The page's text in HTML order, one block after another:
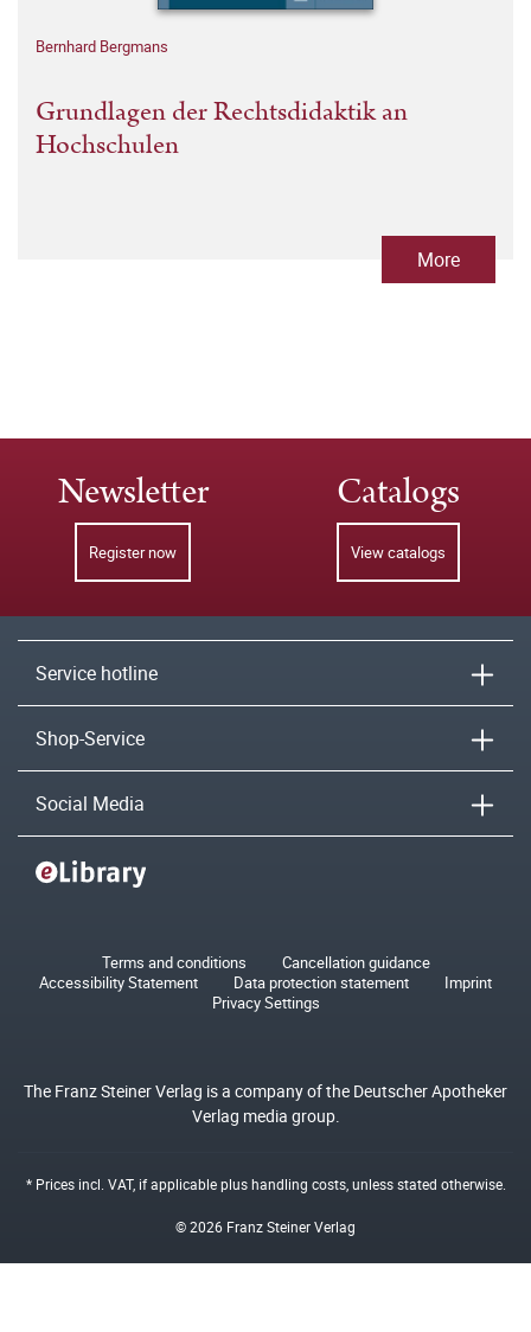
Bernhard Bergmans
Grundlagen der Rechtsdidaktik an
Hochschulen
More
Newsletter
Register now
Catalogs
View catalogs
Service hotline
Shop-Service
Social Media
Terms and conditions
Cancellation guidance
Accessibility Statement
Data protection statement
Imprint
Privacy Settings
The Franz Steiner Verlag is a company of the Deutscher Apotheker
Verlag media group.
* Prices incl. VAT, if applicable plushandling costs, unless stated otherwise.
© 2026 Franz Steiner Verlag